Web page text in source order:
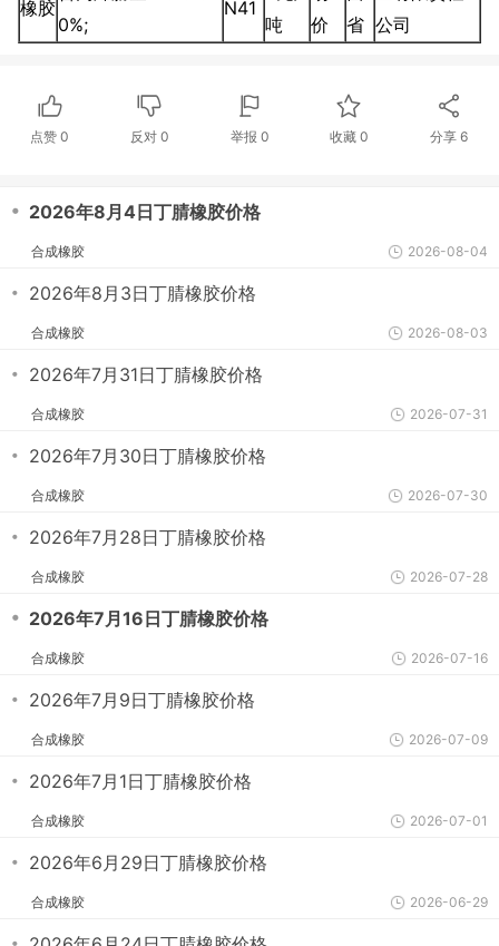
橡胶
0%;
N41
吨
价
省 公司
点赞0 反对 0 举报 0 收藏 0 分享6
・ 2026年8月4日丁腈橡胶价格
合成橡胶 2026-08-04
・ 2026年8月3日丁腈橡胶价格
合成橡胶 2026-08-03
・ 2026年7月31日丁腈橡胶价格
合成橡胶 2026-07-31
・ 2026年7月30日丁腈橡胶价格
合成橡胶 2026-07-30
・ 2026年7月28日丁腈橡胶价格
合成橡胶 2026-07-28
・ 2026年7月16日丁腈橡胶价格
合成橡胶 2026-07-16
・ 2026年7月9日丁腈橡胶价格
合成橡胶 2026-07-09
・ 2026年7月1日丁腈橡胶价格
合成橡胶 2026-07-01
・ 2026年6月29日丁腈橡胶价格
合成橡胶 2026-06-29